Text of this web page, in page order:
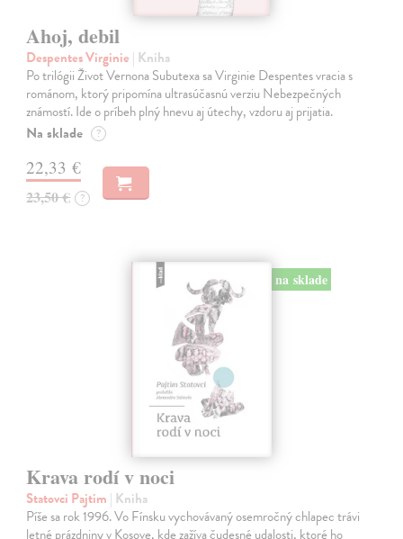
Ahoj, debil
Despentes Virginie | Kniha
Po trilógii Život Vernona Subutexa sa Virginie Despentes vracia s
románom, ktorý pripomína ultrasúčasnú verziu Nebezpečných
známostí. Ide o príbeh plný hnevu aj útechy, vzdoru aj prijatia.
Na sklade ?
22,33 €
23,50 € ?
na sklade
Krava rodí v noci
Statovci Pajtim | Kniha
Píše sa rok 1996. Vo Fínsku vychovávaný osemročný chlapec trávi
letné prázdniny v Kosove, kde zažíva čudesné udalosti, ktoré ho